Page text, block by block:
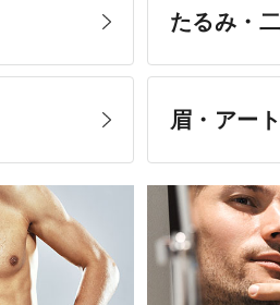
たるみ・
眉・アー